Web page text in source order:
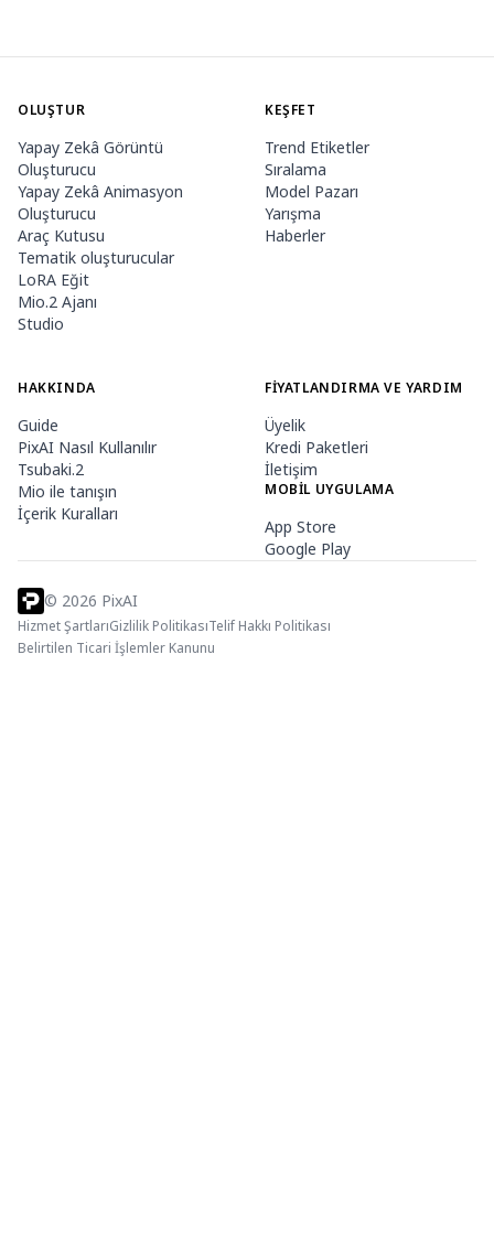
OLUŞTUR
Yapay Zekâ Görüntü
Oluşturucu
Yapay Zekâ Animasyon
Oluşturucu
Araç Kutusu
Tematik oluşturucular
LoRA Eğit
Mio.2 Ajanı
Studio
KEŞFET
Trend Etiketler
Sıralama
Model Pazarı
Yarışma
Haberler
HAKKINDA
Guide
PixAI Nasıl Kullanılır
Tsubaki.2
Mio ile tanışın
İçerik Kuralları
FIYATLANDIRMA VE YARDIM
Üyelik
Kredi Paketleri
İletişim
MOBIL UYGULAMA
App Store
Google Play
© 2026 PixAI
Hizmet ŞartlarıGizlilik PolitikasıTelif Hakkı Politikası
Belirtilen Ticari İşlemler Kanunu